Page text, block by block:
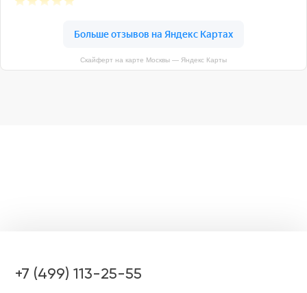
Скайферт на карте Москвы — Яндекс Карты
+7 (499) 113-25-55